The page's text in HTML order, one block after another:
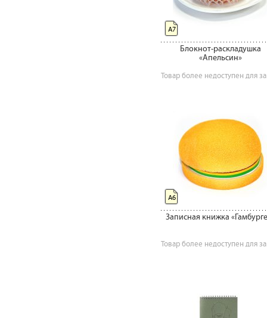
Блокнот-раскладушка
«Апельсин»
Товар более недоступен для
А7
Записная книжка
Товар более недоступен для
А6